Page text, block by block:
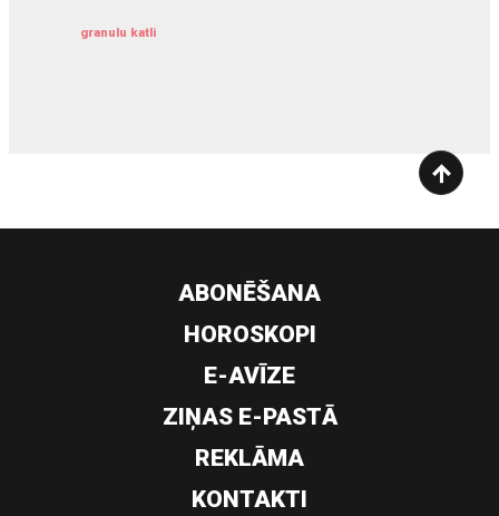
granulu katli
ABONĒŠANA
HOROSKOPI
E-AVĪZE
ZIŅAS E-PASTĀ
REKLĀMA
KONTAKTI